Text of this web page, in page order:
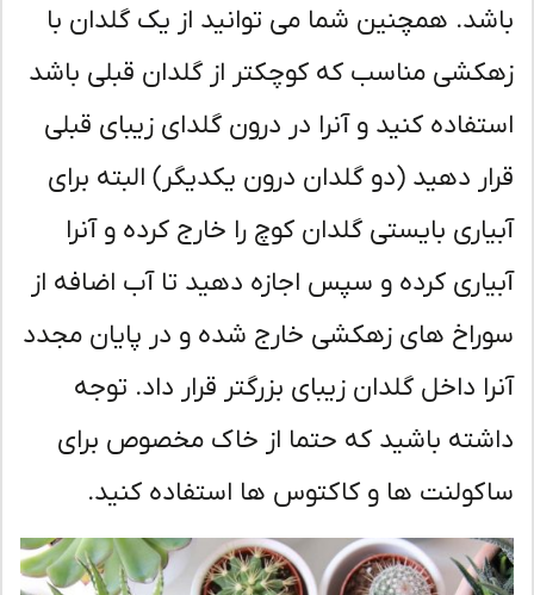
همچنین شما می توانید از یک گلدان با
مناسب که کوچکتر از گلدان قبلی باشد
کنید و آنرا در درون گلدای زیبای قبلی
دهید (دو گلدان درون یکدیگر) البته برای
بایستی گلدان کوچ را خارج کرده و آنرا
کرده و سپس اجازه دهید تا آب اضافه از
های زهکشی خارج شده و در پایان مجدد
داخل گلدان زیبای بزرگتر قرار داد. توجه
باشید که حتما از خاک مخصوص برای
ها و کاکتوس ها استفاده کنید.